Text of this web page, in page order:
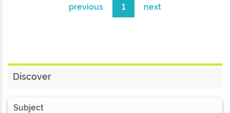
previous 1 next
Discover
Subject